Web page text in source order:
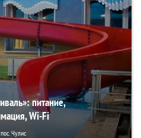
питание,
Wi-Fi
Чулис